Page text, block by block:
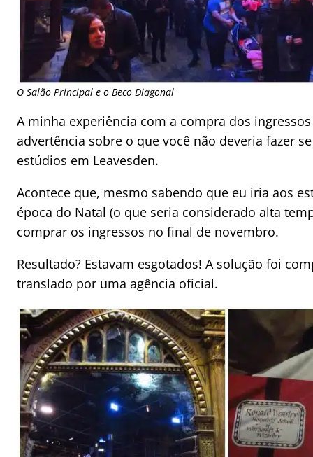
O Salão Principal e o Beco Diagonal
A minha experiência com a compra dos
advertência sobre o que você não deveria fazer
estúdios em Leavesden.
Acontece que, mesmo sabendo que eu iria aos
época do Natal (o que seria considerado alta
comprar os ingressos no final de novembro.
Resultado? Estavam esgotados! A solução foi
translado por uma agência oficial.